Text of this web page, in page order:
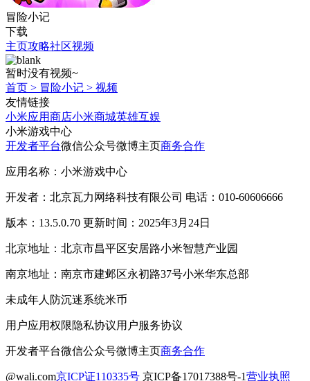
冒险小记
下载
主页攻略社区视频
暂时没有视频~
首页 > 冒险小记 > 视频
友情链接
小米应用商店小米商城英雄互娱
小米游戏中心
开发者平台微信公众号微博主页商务合作
应用名称：小米游戏中心
开发者：北京瓦力网络科技有限公司 电话：010-60606666
版本：13.5.0.70 更新时间：2025年3月24日
北京地址：北京市昌平区安居路小米智慧产业园
南京地址：南京市建邺区永初路37号小米华东总部
未成年人防沉迷系统米币
用户应用权限隐私协议用户服务协议
开发者平台微信公众号微博主页商务合作
@wali.com京ICP证110335号 京ICP备17017388号-1营业执照